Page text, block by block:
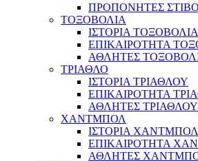
ΠΡΟΠΟΝΗΤΕΣ
ΤΟΞΟΒΟΛΙΑ
ΙΣΤΟΡΙΑ
ΕΠΙΚΑΙΡΟΤΗΤΑ
ΑΘΛΗΤΕΣ
ΤΡΙΑΘΛΟ
ΙΣΤΟΡΙΑ ΤΡΙΑΘΛΟΥ
ΕΠΙΚΑΙΡΟΤΗΤΑ
ΑΘΛΗΤΕΣ ΤΡΙΑΘΛΟΥ
ΧΑΝΤΜΠΟΛ
ΙΣΤΟΡΙΑ ΧΑΝΤΜΠΟΛ
ΕΠΙΚΑΙΡΟΤΗΤΑ
ΑΘΛΗΤΕΣ